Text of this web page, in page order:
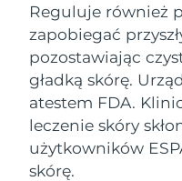
Reguluje również
zapobiegać
pozostawiając
gładką skórę.
atestem FDA.
leczenie skóry
użytkowników
skórę.
LUNA™
Massage,
LUNA™
For men,
BEAR™
BEAR™
Nawilżenie
UFO™
Deep
UFO™ 3
Near-
issa™ 4
Hybrid
issa™ 4
Smart
FAQ™ ZABIEG
Anti-aging
Belgia
Bermudy
Bośnia i
Hercegowina